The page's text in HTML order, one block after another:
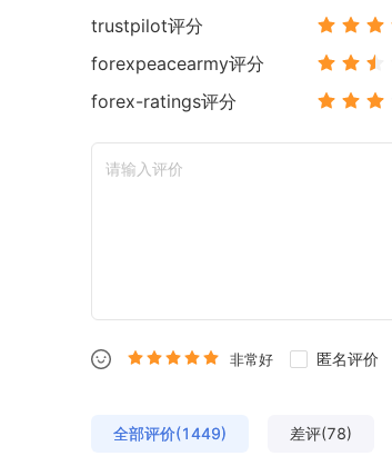
trustpilot评分
forexpeacearmy评分
forex-ratings评分
非常好 匿名评价
全部评价(1449) 差评(78)